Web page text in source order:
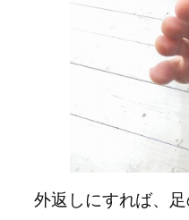
外返しにすれば、足